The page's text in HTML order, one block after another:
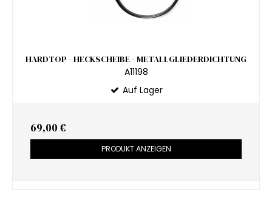
HARDTOP - HECKSCHEIBE - METALLGLIEDERDICHTUNG
A11198
Auf Lager
69,00 €
PRODUKT ANZEIGEN